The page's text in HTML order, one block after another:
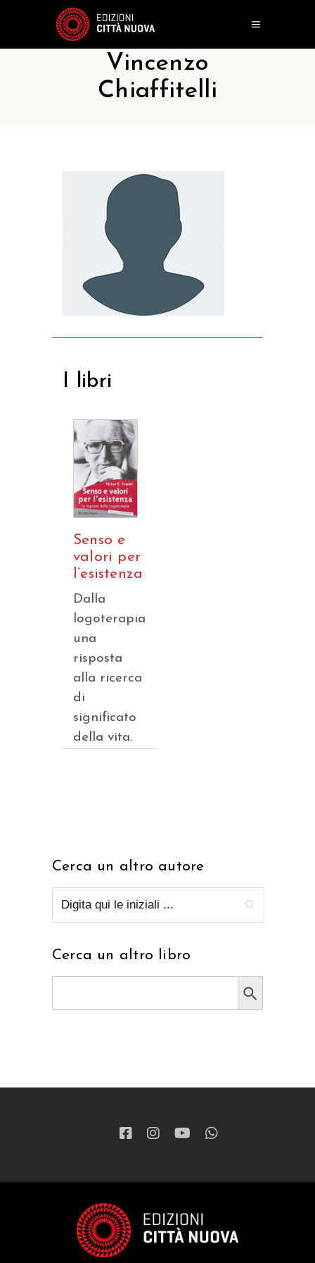
Vincenzo
Chiaffitelli
I libri
Senso e
valori per
l’esistenza
Dalla
logoterapia
una
risposta
alla ricerca
di
significato
della vita.
Cerca un altro autore
Cerca un altro libro
Search Button